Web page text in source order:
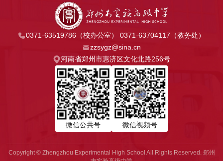
0371-63519786（校办公室） 0371-63704117（教务处）
zzsygz@sina.cn
河南省郑州市惠济区文化北路256号
微信公共号 微信视频号
Copyright © Zhengzhou Experimental High School All Rights Reserved. 郑州